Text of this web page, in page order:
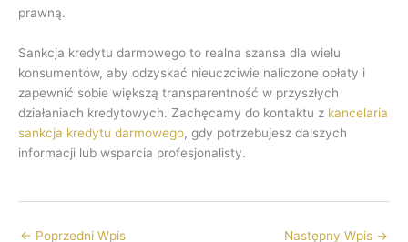
prawną.
Sankcja kredytu darmowego to realna szansa dla wielu
konsumentów, aby odzyskać nieuczciwie naliczone opłaty i
zapewnić sobie większą transparentność w przyszłych
działaniach kredytowych. Zachęcamy do kontaktu z kancelaria
sankcja kredytu darmowego, gdy potrzebujesz dalszych
informacji lub wsparcia profesjonalisty.
← Poprzedni Wpis Następny Wpis →